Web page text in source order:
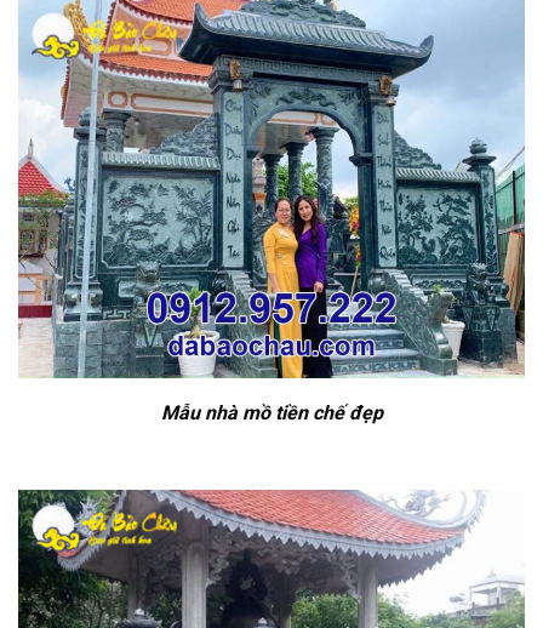
Mẫu nhà mồ tiền chế đẹp